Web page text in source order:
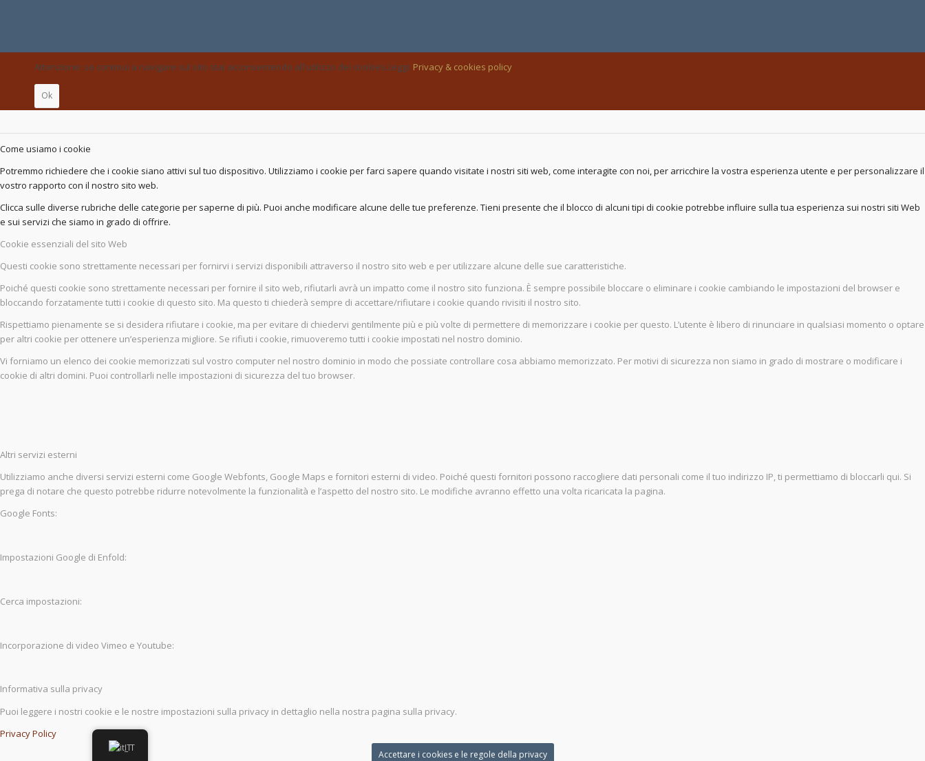
Attenzione: se continui a navigare sul sito stai acconsentendo all'utilizzo dei cookies.Leggi: Privacy & cookies policy
Ok
Come usiamo i cookie
Potremmo richiedere che i cookie siano attivi sul tuo dispositivo. Utilizziamo i cookie per farci sapere quando visitate i nostri siti web, come interagite con noi, per arricchire la vostra esperienza utente e per personalizzare il
vostro rapporto con il nostro sito web.
Clicca sulle diverse rubriche delle categorie per saperne di più. Puoi anche modificare alcune delle tue preferenze. Tieni presente che il blocco di alcuni tipi di cookie potrebbe influire sulla tua esperienza sui nostri siti Web
e sui servizi che siamo in grado di offrire.
Cookie essenziali del sito Web
Questi cookie sono strettamente necessari per fornirvi i servizi disponibili attraverso il nostro sito web e per utilizzare alcune delle sue caratteristiche.
Poiché questi cookie sono strettamente necessari per fornire il sito web, rifiutarli avrà un impatto come il nostro sito funziona. È sempre possibile bloccare o eliminare i cookie cambiando le impostazioni del browser e
bloccando forzatamente tutti i cookie di questo sito. Ma questo ti chiederà sempre di accettare/rifiutare i cookie quando rivisiti il nostro sito.
Rispettiamo pienamente se si desidera rifiutare i cookie, ma per evitare di chiedervi gentilmente più e più volte di permettere di memorizzare i cookie per questo. L’utente è libero di rinunciare in qualsiasi momento o optare
per altri cookie per ottenere un’esperienza migliore. Se rifiuti i cookie, rimuoveremo tutti i cookie impostati nel nostro dominio.
Vi forniamo un elenco dei cookie memorizzati sul vostro computer nel nostro dominio in modo che possiate controllare cosa abbiamo memorizzato. Per motivi di sicurezza non siamo in grado di mostrare o modificare i
cookie di altri domini. Puoi controllarli nelle impostazioni di sicurezza del tuo browser.
Altri servizi esterni
Utilizziamo anche diversi servizi esterni come Google Webfonts, Google Maps e fornitori esterni di video. Poiché questi fornitori possono raccogliere dati personali come il tuo indirizzo IP, ti permettiamo di bloccarli qui. Si
prega di notare che questo potrebbe ridurre notevolmente la funzionalità e l’aspetto del nostro sito. Le modifiche avranno effetto una volta ricaricata la pagina.
Google Fonts:
Impostazioni Google di Enfold:
Cerca impostazioni:
Incorporazione di video Vimeo e Youtube:
Informativa sulla privacy
Puoi leggere i nostri cookie e le nostre impostazioni sulla privacy in dettaglio nella nostra pagina sulla privacy.
Privacy Policy
Accettare i cookies e le regole della privacy
IT